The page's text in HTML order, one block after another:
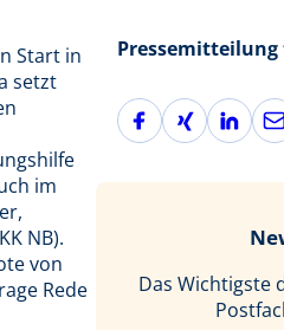
Start in
setzt
im
NB).
von
Rede
Pressemitteilung
F
a
X
i
L
i
n
E
-
l
Das Wichtigste